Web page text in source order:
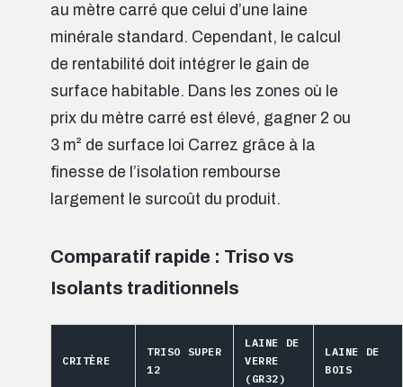
au mètre carré que celui d’une laine
minérale standard. Cependant, le calcul
de rentabilité doit intégrer le gain de
surface habitable. Dans les zones où le
prix du mètre carré est élevé, gagner 2 ou
3 m² de surface loi Carrez grâce à la
finesse de l’isolation rembourse
largement le surcoût du produit.
Comparatif rapide : Triso vs
Isolants traditionnels
CRITÈRE
TRISO SUPER
12
LAINE DE
VERRE
(GR32)
LAINE DE
BOIS